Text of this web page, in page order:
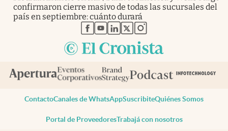
confirmaron cierre masivo de todas las sucursales del
país en septiembre: cuánto durará
abre en nueva pestaña
abre en nueva pestaña
abre en nueva pestaña
abre en nueva pestaña
abre en nueva pestaña
ContactoCanales de WhatsAppSuscribiteQuiénes Somos
Portal de ProveedoresTrabajá con nosotros